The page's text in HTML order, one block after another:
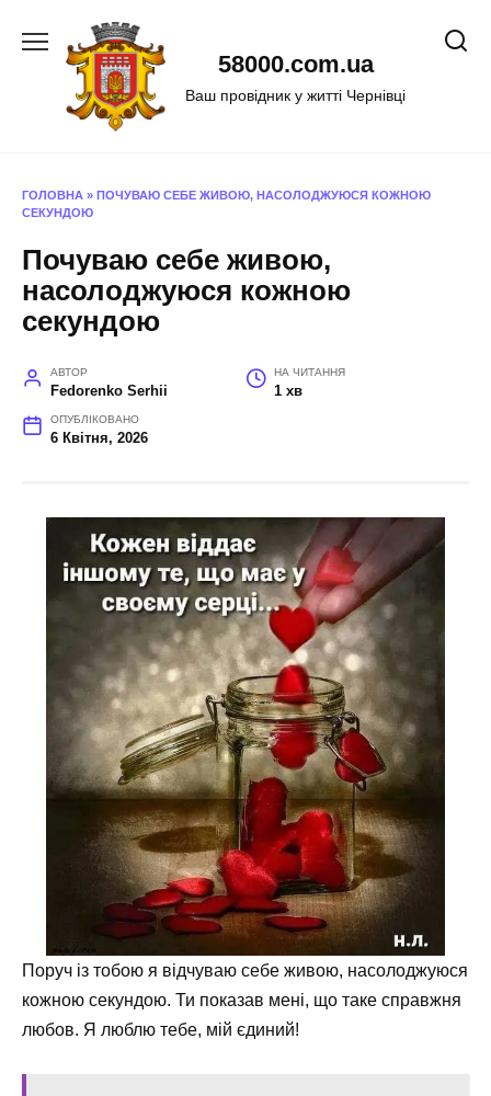
58000.com.ua
Ваш провідник у житті Чернівці
ГОЛОВНА » ПОЧУВАЮ СЕБЕ ЖИВОЮ, НАСОЛОДЖУЮСЯ КОЖНОЮ
СЕКУНДОЮ
Почуваю себе живою,
насолоджуюся кожною
секундою
АВТОР
Fedorenko Serhii
НА ЧИТАННЯ
1 хв
ОПУБЛІКОВАНО
6 Квітня, 2026
Поруч із тобою я відчуваю себе живою, насолоджуюся
кожною секундою. Ти показав мені, що таке справжня
любов. Я люблю тебе, мій єдиний!